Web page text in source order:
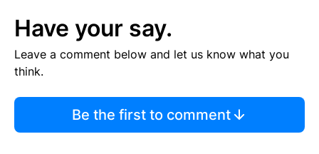
Have your say.
Leave a comment below and let us know what you
think.
Be the first to comment